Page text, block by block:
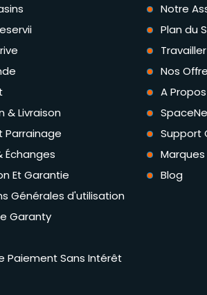
& Livraison
Parrainage
Échanges
Et Garantie
Générales d'utilisation
Garanty
Paiement Sans Intérêt
Notre
Plan du
Nos
A Propos
Support
Marques
Blog